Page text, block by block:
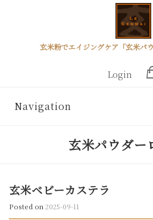
玄米粉でエイジングケア「玄米パ
Login
Navigation
玄米パウダー
玄米ベビーカステラ
Posted on2025-09-11